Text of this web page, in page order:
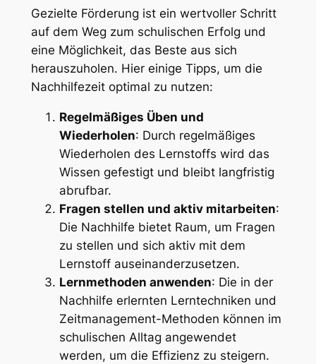
Gezielte Förderung ist ein wertvoller Schritt
auf dem Weg zum schulischen Erfolg und
eine Möglichkeit, das Beste aus sich
herauszuholen. Hier einige Tipps, um die
Nachhilfezeit optimal zu nutzen:
Regelmäßiges Üben und
Wiederholen: Durch regelmäßiges
Wiederholen des Lernstoffs wird das
Wissen gefestigt und bleibt langfristig
abrufbar.
Fragen stellen und aktiv mitarbeiten:
Die Nachhilfe bietet Raum, um Fragen
zu stellen und sich aktiv mit dem
Lernstoff auseinanderzusetzen.
Lernmethoden anwenden: Die in der
Nachhilfe erlernten Lerntechniken und
Zeitmanagement-Methoden können im
schulischen Alltag angewendet
werden, um die Effizienz zu steigern.